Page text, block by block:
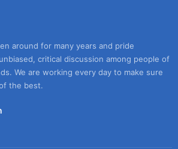
around for many years and pride
critical discussion among people of
We are working every day to make sure
the best.